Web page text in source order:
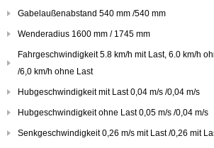
Gabelaußenabstand 540 mm /540 mm
Wenderadius 1600 mm / 1745 mm
Fahrgeschwindigkeit 5.8 km/h mit Last, 6.0 km/h
/6,0 km/h ohne Last
Hubgeschwindigkeit mit Last 0,04 m/s /0,04 m/s
Hubgeschwindigkeit ohne Last 0,05 m/s /0,04 m/s
Senkgeschwindigkeit 0,26 m/s mit Last /0,26 mit